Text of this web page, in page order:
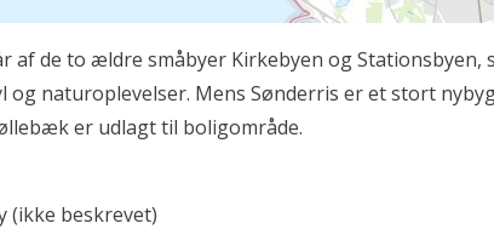
af de to ældre småbyer Kirkebyen og Stationsbyen,
og naturoplevelser. Mens Sønderris er et stort
er udlagt til boligområde.
(ikke beskrevet)